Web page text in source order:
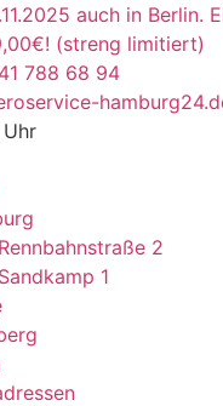
auch in Berlin.
(streng limitiert)
788 68 94
Rennbahnstraße 2
Sandkamp 1